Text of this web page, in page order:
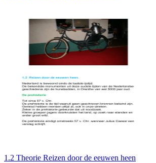
1.2 Theorie Reizen door de eeuwen heen